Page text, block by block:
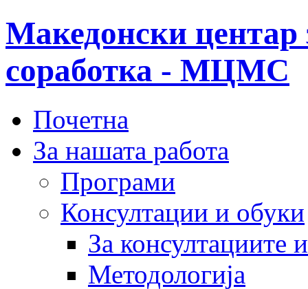
Македонски центар
соработка - МЦМС
Почетна
За нашата работа
Програми
Консултации и обуки
За консултациите
Методологија